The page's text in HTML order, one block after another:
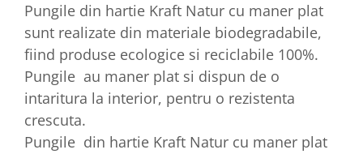
Pungile din hartie Kraft Natur cu maner plat
sunt realizate din materiale biodegradabile,
fiind produse ecologice si reciclabile 100%.
Pungile au maner plat si dispun de o
intaritura la interior, pentru o rezistenta
crescuta.
Pungile din hartie Kraft Natur cu maner plat